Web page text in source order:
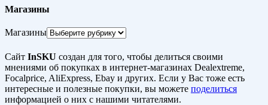
Магазины
Магазины
Сайт InSKU создан для того, чтобы делиться своими
мнениями об покупках в интернет-магазинах Dealextreme,
Focalprice, AliExpress, Ebay и других. Если у Вас тоже есть
интересные и полезные покупки, вы можете поделиться
информацией о них с нашими читателями.